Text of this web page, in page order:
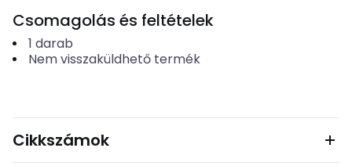
Csomagolás és feltételek
1 darab
Nem visszaküldhető termék
Cikkszámok